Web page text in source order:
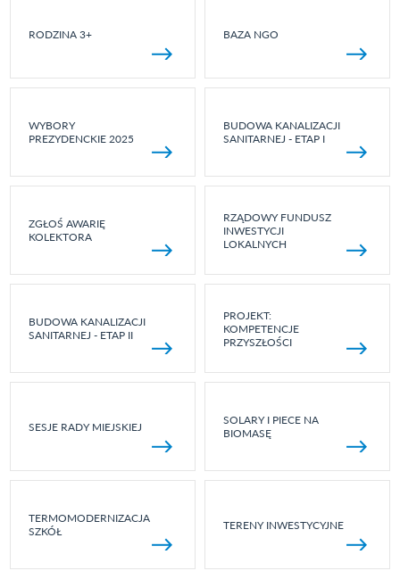
RODZINA 3+ BAZA NGO
WYBORY
PREZYDENCKIE 2025
BUDOWA KANALIZACJI
SANITARNEJ - ETAP I
ZGŁOŚ AWARIĘ
KOLEKTORA
RZĄDOWY FUNDUSZ
INWESTYCJI
LOKALNYCH
BUDOWA KANALIZACJI
SANITARNEJ - ETAP II
PROJEKT:
KOMPETENCJE
PRZYSZŁOŚCI
SESJE RADY MIEJSKIEJ
SOLARY I PIECE NA
BIOMASĘ
TERMOMODERNIZACJA
SZKÓŁ
TERENY INWESTYCYJNE